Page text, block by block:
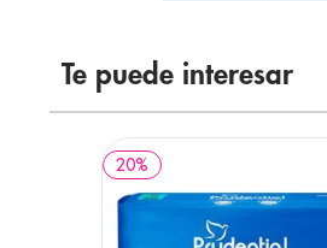
Te puede interesar
20%